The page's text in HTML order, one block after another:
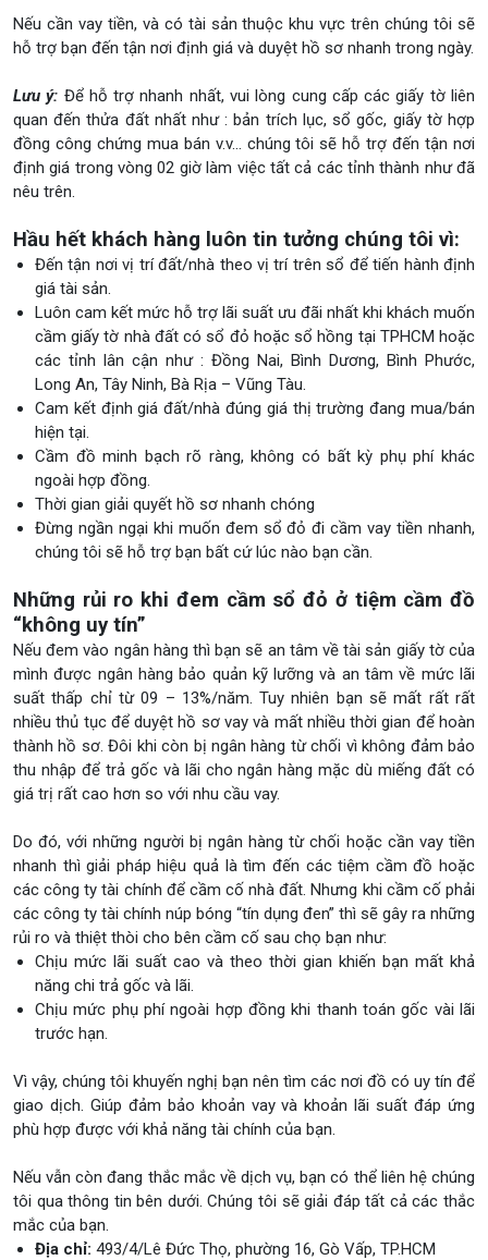
Nếu cần vay tiền, và có tài sản thuộc khu vực trên chúng tôi sẽ
hỗ trợ bạn đến tận nơi định giá và duyệt hồ sơ nhanh trong ngày.
Lưu ý: Để hỗ trợ nhanh nhất, vui lòng cung cấp các giấy tờ liên
quan đến thửa đất nhất như : bản trích lục, sổ gốc, giấy tờ hợp
đồng công chứng mua bán v.v… chúng tôi sẽ hỗ trợ đến tận nơi
định giá trong vòng 02 giờ làm việc tất cả các tỉnh thành như đã
nêu trên.
Hầu hết khách hàng luôn tin tưởng chúng tôi vì:
Đến tận nơi vị trí đất/nhà theo vị trí trên sổ để tiến hành định
giá tài sản.
Luôn cam kết mức hỗ trợ lãi suất ưu đãi nhất khi khách muốn
cầm giấy tờ nhà đất có sổ đỏ hoặc sổ hồng tại TPHCM hoặc
các tỉnh lân cận như : Đồng Nai, Bình Dương, Bình Phước,
Long An, Tây Ninh, Bà Rịa – Vũng Tàu.
Cam kết định giá đất/nhà đúng giá thị trường đang mua/bán
hiện tại.
Cầm đồ minh bạch rõ ràng, không có bất kỳ phụ phí khác
ngoài hợp đồng.
Thời gian giải quyết hồ sơ nhanh chóng
Đừng ngần ngại khi muốn đem sổ đỏ đi cầm vay tiền nhanh,
chúng tôi sẽ hỗ trợ bạn bất cứ lúc nào bạn cần.
Những rủi ro khi đem cầm sổ đỏ ở tiệm cầm đồ
“không uy tín”
Nếu đem vào ngân hàng thì bạn sẽ an tâm về tài sản giấy tờ của
mình được ngân hàng bảo quản kỹ lưỡng và an tâm về mức lãi
suất thấp chỉ từ 09 – 13%/năm. Tuy nhiên bạn sẽ mất rất rất
nhiều thủ tục để duyệt hồ sơ vay và mất nhiều thời gian để hoàn
thành hồ sơ. Đôi khi còn bị ngân hàng từ chối vì không đảm bảo
thu nhập để trả gốc và lãi cho ngân hàng mặc dù miếng đất có
giá trị rất cao hơn so với nhu cầu vay.
Do đó, với những người bị ngân hàng từ chối hoặc cần vay tiền
nhanh thì giải pháp hiệu quả là tìm đến các tiệm cầm đồ hoặc
các công ty tài chính để cầm cố nhà đất. Nhưng khi cầm cố phải
các công ty tài chính núp bóng “tín dụng đen” thì sẽ gây ra những
rủi ro và thiệt thòi cho bên cầm cố sau chọ bạn như:
Chịu mức lãi suất cao và theo thời gian khiến bạn mất khả
năng chi trả gốc và lãi.
Chịu mức phụ phí ngoài hợp đồng khi thanh toán gốc vài lãi
trước hạn.
Vì vậy, chúng tôi khuyến nghị bạn nên tìm các nơi đồ có uy tín để
giao dịch. Giúp đảm bảo khoản vay và khoản lãi suất đáp ứng
phù hợp được với khả năng tài chính của bạn.
Nếu vẫn còn đang thắc mắc về dịch vụ, bạn có thể liên hệ chúng
tôi qua thông tin bên dưới. Chúng tôi sẽ giải đáp tất cả các thắc
mắc của bạn.
Địa chỉ: 493/4/Lê Đức Thọ, phường 16, Gò Vấp, TP.HCM